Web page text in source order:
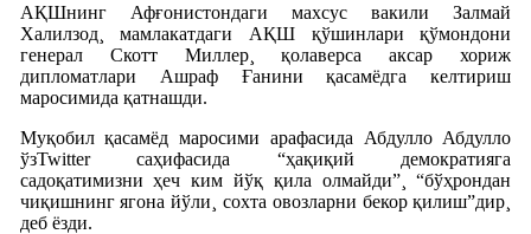
АҚШнинг Афғонистондаги махсус вакили Залмай
Халилзод¸ мамлакатдаги АҚШ қўшинлари қўмондони
генерал Скотт Миллер¸ қолаверса аксар хориж
дипломатлари Ашраф Ғанини қасамëдга келтириш
маросимида қатнашди.
Муқобил қасамëд маросими арафасида Абдулло Абдулло
ўзTwitter саҳифасида “ҳақиқий демократияга
садоқатимизни ҳеч ким йўқ қила олмайди”¸ “бўҳрондан
чиқишнинг ягона йўли¸ сохта овозларни бекор қилиш”дир¸
деб ëзди.